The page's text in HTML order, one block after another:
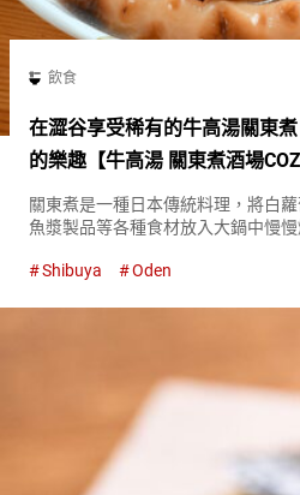
飲食
在澀谷享受稀有的牛高湯關東
的樂趣【牛高湯 關東煮酒場
關東煮是一種日本傳統料理，將白
魚漿製品等各種食材放入大鍋中慢
東煮材料）的選擇千差萬別，每家店
Shibuya Oden